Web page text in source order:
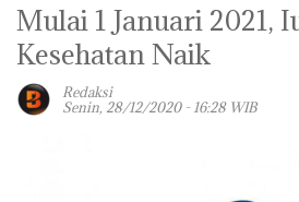
Mulai 1 Januari 2021,
Kesehatan Naik
Redaksi
Senin, 28/12/2020 - 16:28 WIB